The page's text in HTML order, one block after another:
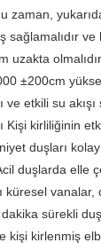
zaman,
sağlamalıdır
uzakta
±200cm
etkili su akışı
Kişi kirliliğinin
duşları kolay
Acil duşlarda
küresel
dakika sürekli
kişi kirlenmiş